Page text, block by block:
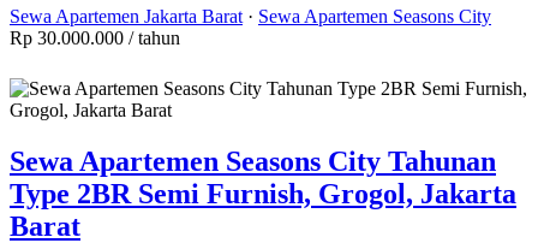
Sewa Apartemen Jakarta Barat · Sewa Apartemen Seasons City
Rp 30.000.000 / tahun
Sewa Apartemen Seasons City Tahunan
Type 2BR Semi Furnish, Grogol, Jakarta
Barat